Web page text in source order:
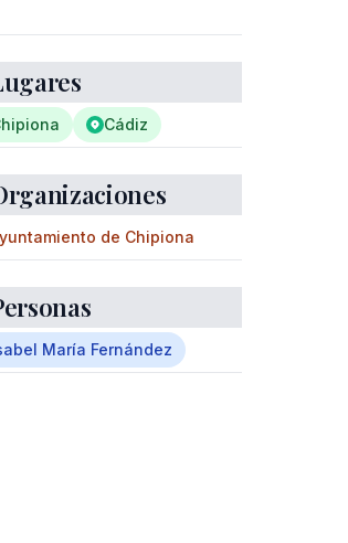
Cádiz
de Chipiona
María Fernández